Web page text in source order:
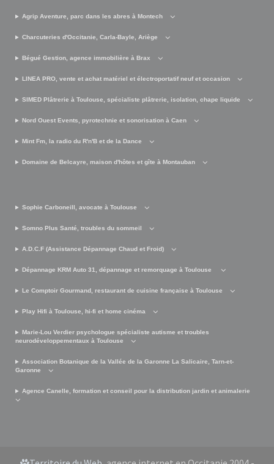
Agrip Aventure, parc dans les abres à Montech
Charcuteries d'Occitanie, Carla-Bayle, Ariège
Bégué Gestion, agence immobilière à Brax
LINEA PRO, vente et achat matériel et électroportatif neuf et occasion
SIMED Plâtrerie à Toulouse, spécialiste plâtrerie, isolation, chape liquide
Nord Ouest Events, pyrotechnie et sonorisation à Caen
Mint Fm, la radio du R'n'B et de la Dance
Domaine de Belcayre, maison d'hôtes et gîte à Montauban
Sophie Carboneill, avocate à Toulouse
Somno Plus Santé, troubles du sommeil
A.D.C.F (Assistance Dépannage Chaud et Froid)
Dépannage KRM Auto 31, dépannage et remorquage à Toulouse
Le Comptoir Gourmand, restaurant de cuisine française à Toulouse
Play Hifi à Toulouse, hi-fi et home cinéma
Marie-Lou Verdier psychologue spécialiste autisme et troubles
neurodéveloppementaux à Toulouse
Association Botanique de la Vallée de la Garonne La Salicaire, Tarn-et-
Garonne
Agence Canelle, formation et conseil pour la distribution jardin et animalerie